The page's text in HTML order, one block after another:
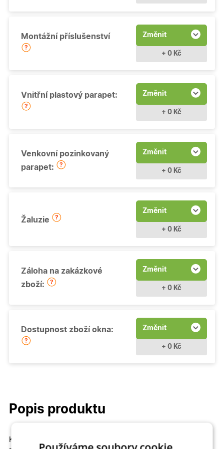
Montážní příslušenství Změnit
+ 0 Kč
Vnitřní plastový parapet: Změnit
+ 0 Kč
Venkovní pozinkovaný
parapet:
Změnit
+ 0 Kč
Žaluzie
Změnit
+ 0 Kč
Záloha na zakázkové
zboží:
Změnit
+ 0 Kč
Dostupnost zboží okna: Změnit
+ 0 Kč
Popis produktu
Kvalitní a cenově dostupné